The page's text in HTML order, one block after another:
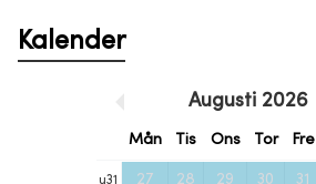
Kalender
Augusti 2026
Mån Tis Ons Tor Fre
u31 27 28 29 30 31